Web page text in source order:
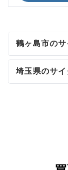
鶴ヶ島市の
埼玉県のサ